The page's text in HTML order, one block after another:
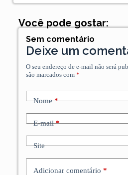
Você pode gostar:
Sem comentário
Deixe um
O seu endereço de e-mail não será
são marcados com *
Nome*
E-mail*
Site
Adicionar comentário *